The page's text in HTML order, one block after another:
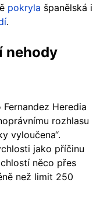
pokryla španělská i
.
nehody
Heredia
rozhlasu
vyloučena“.
jako příčinu
něco přes
než limit 250